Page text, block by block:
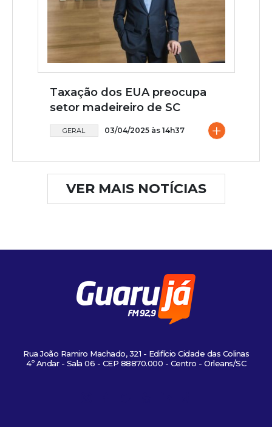
Taxação dos EUA preocupa
setor madeireiro de SC
GERAL 03/04/2025 às 14h37 +
VER MAIS NOTÍCIAS
Rua João Ramiro Machado, 321 - Edifício Cidade das Colinas
4º Andar - Sala 06 - CEP 88870.000 - Centro - Orleans/SC